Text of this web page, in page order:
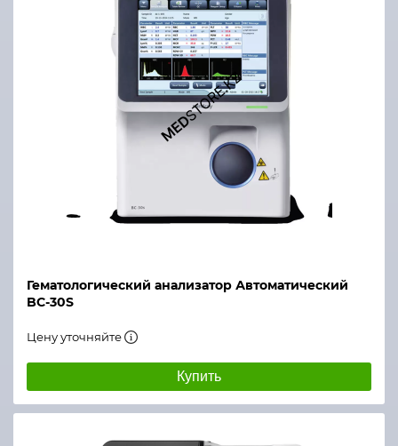
Гематологический анализатор Автоматический
BC-30S
Цену уточняйте
Купить